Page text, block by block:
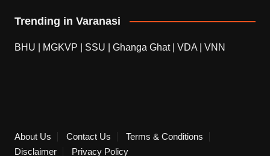
Trending in Varanasi
BHU MGKVP SSU Ghanga Ghat| VDA VNN
About Us Contact Us
Terms & Conditions
Disclaimer
Privacy Policy